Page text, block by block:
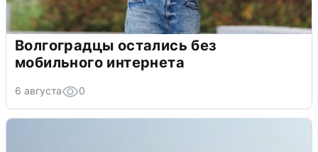
Волгоградцы остались без
мобильного интернета
6 августа 0